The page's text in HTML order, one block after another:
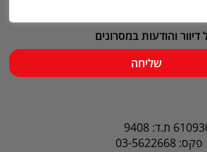
והודעות במסרונים
שליחה